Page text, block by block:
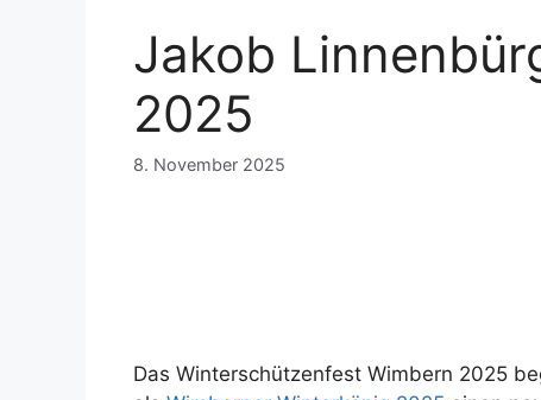
Jakob
2025
8. November 2025
Das Winterschützenfest Wimbern 2025